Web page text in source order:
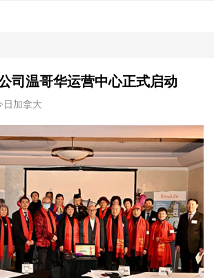
司温哥华运营中心正式启动
日加拿大